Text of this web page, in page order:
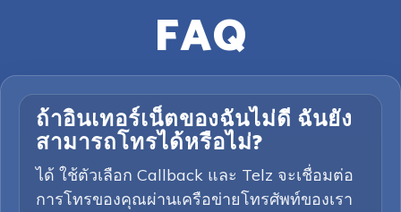
FAQ
ถ้าอินเทอร์เน็ตของฉันไม่ดี ฉันยัง
สามารถโทรได้หรือไม่?
ได้ ใช้ตัวเลือก Callback และ Telz จะเชื่อมต่อ
การโทรของคุณผ่านเครือข่ายโทรศัพท์ของเรา